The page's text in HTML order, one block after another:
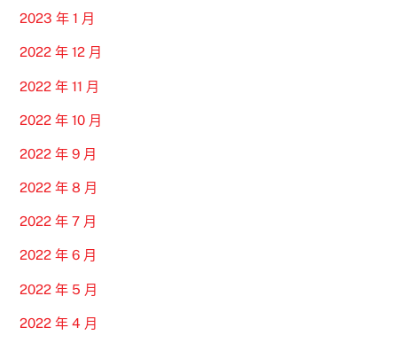
2023 年 1 月
2022 年 12 月
2022 年 11 月
2022 年 10 月
2022 年 9 月
2022 年 8 月
2022 年 7 月
2022 年 6 月
2022 年 5 月
2022 年 4 月